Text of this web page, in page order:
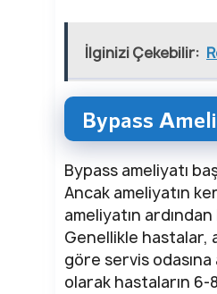
İlginizi Çekebilir:
Bypass
Bypass ameliyatı
Ancak ameliyatın
ameliyatın
Genellikle hastalar,
göre servis
olarak hastaların